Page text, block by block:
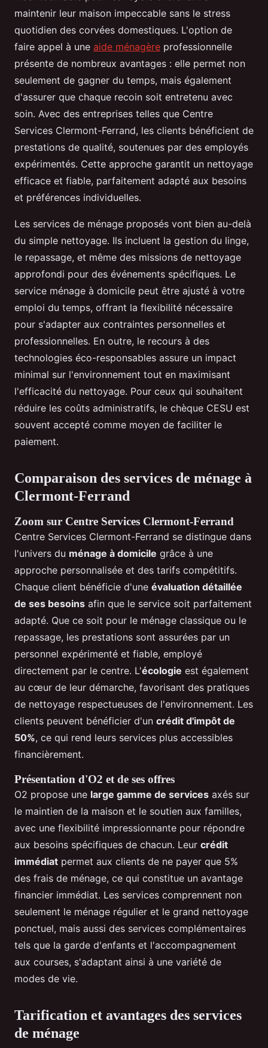
maintenir leur maison impeccable sans le stress
quotidien des corvées domestiques. L'option de
faire appel à une aide ménagère professionnelle
présente de nombreux avantages : elle permet non
seulement de gagner du temps, mais également
d'assurer que chaque recoin soit entretenu avec
soin. Avec des entreprises telles que Centre
Services Clermont-Ferrand, les clients bénéficient de
prestations de qualité, soutenues par des employés
expérimentés. Cette approche garantit un nettoyage
efficace et fiable, parfaitement adapté aux besoins
et préférences individuelles.
Les services de ménage proposés vont bien au-delà
du simple nettoyage. Ils incluent la gestion du linge,
le repassage, et même des missions de nettoyage
approfondi pour des événements spécifiques. Le
service ménage à domicile peut être ajusté à votre
emploi du temps, offrant la flexibilité nécessaire
pour s'adapter aux contraintes personnelles et
professionnelles. En outre, le recours à des
technologies éco-responsables assure un impact
minimal sur l'environnement tout en maximisant
l'efficacité du nettoyage. Pour ceux qui souhaitent
réduire les coûts administratifs, le chèque CESU est
souvent accepté comme moyen de faciliter le
paiement.
Comparaison des services de ménage à
Clermont-Ferrand
Zoom sur Centre Services Clermont-Ferrand
Centre Services Clermont-Ferrand se distingue dans
l'univers du ménage à domicile grâce à une
approche personnalisée et des tarifs compétitifs.
Chaque client bénéficie d'une évaluation détaillée
de ses besoins afin que le service soit parfaitement
adapté. Que ce soit pour le ménage classique ou le
repassage, les prestations sont assurées par un
personnel expérimenté et fiable, employé
directement par le centre. L'écologie est également
au cœur de leur démarche, favorisant des pratiques
de nettoyage respectueuses de l'environnement. Les
clients peuvent bénéficier d'un crédit d'impôt de
50%, ce qui rend leurs services plus accessibles
financièrement.
Présentation d'O2 et de ses offres
O2 propose une large gamme de services axés sur
le maintien de la maison et le soutien aux familles,
avec une flexibilité impressionnante pour répondre
aux besoins spécifiques de chacun. Leur crédit
immédiat permet aux clients de ne payer que 5%
des frais de ménage, ce qui constitue un avantage
financier immédiat. Les services comprennent non
seulement le ménage régulier et le grand nettoyage
ponctuel, mais aussi des services complémentaires
tels que la garde d'enfants et l'accompagnement
aux courses, s'adaptant ainsi à une variété de
modes de vie.
Tarification et avantages des services
de ménage